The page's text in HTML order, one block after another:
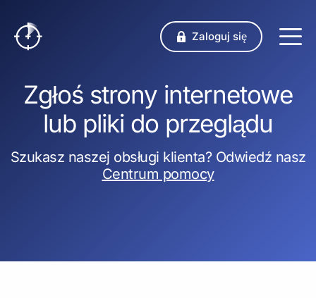
Zaloguj się
Zgłoś strony internetowe
lub pliki do przeglądu
Szukasz naszej obsługi klienta? Odwiedź nasz
Centrum pomocy